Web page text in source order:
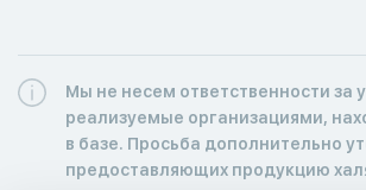
Мы не несем ответственности за
реализуемые организациями,
в базе. Просьба дополнительно
предоставляющих продукцию